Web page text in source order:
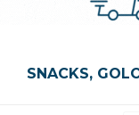
SNACKS,